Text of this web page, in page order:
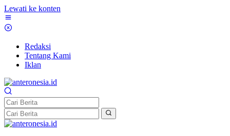
Lewati ke konten
Redaksi
Tentang Kami
Iklan